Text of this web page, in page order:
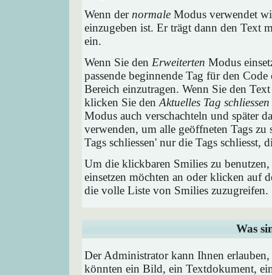
Wenn der normale Modus verwendet
einzugeben ist. Er trägt dann den Text
ein.
Wenn Sie den Erweiterten Modus
passende beginnende Tag für den
Bereich einzutragen. Wenn Sie den
klicken Sie den Aktuelles Tag schliessen
Modus auch verschachteln und später
verwenden, um alle geöffneten Tags
Tags schliessen' nur die Tags
Um die klickbaren Smilies zu
einsetzen möchten an oder klicken auf
die volle Liste von Smilies zuzugreifen.
Was
Der Administrator kann Ihnen
könnten ein Bild, ein Textdokument,